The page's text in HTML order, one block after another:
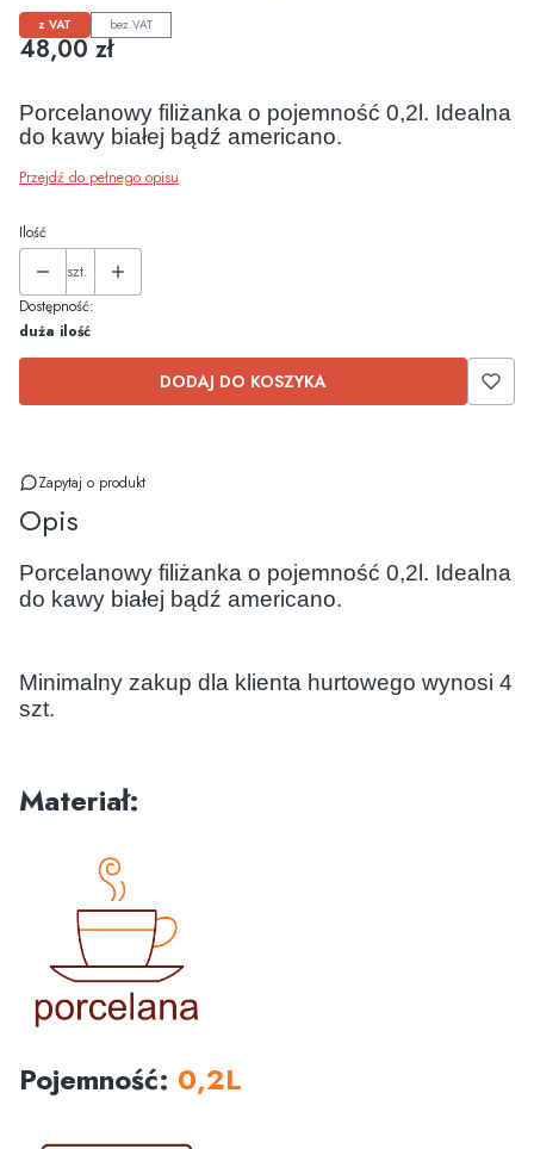
z VAT bez VAT
Cena
48,00 zł
Porcelanowy filiżanka o pojemność 0,2l. Idealna
do kawy białej bądź americano.
Przejdź do pełnego opisu
Ilość
szt.
Dostępność:
duża ilość
DODAJ DO KOSZYKA
Zapytaj o produkt
Opis
Porcelanowy filiżanka o pojemność 0,2l. Idealna
do kawy białej bądź americano.
Minimalny zakup dla klienta hurtowego wynosi 4
szt.
Materiał:
Pojemność: 0,2L